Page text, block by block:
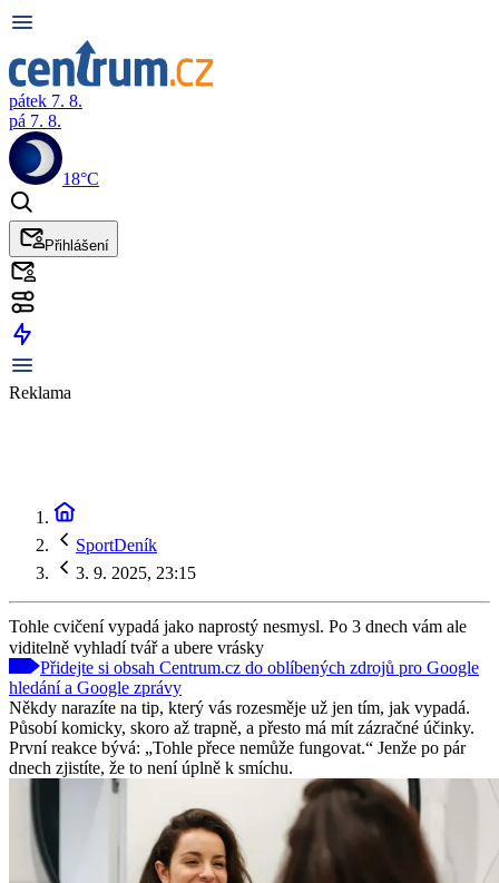
pátek 7. 8.
pá 7. 8.
18°C
Přihlášení
Reklama
SportDeník
3. 9. 2025, 23:15
Tohle cvičení vypadá jako naprostý nesmysl. Po 3 dnech vám ale
viditelně vyhladí tvář a ubere vrásky
Přidejte si obsah Centrum.cz do oblíbených zdrojů pro Google
hledání a Google zprávy
Někdy narazíte na tip, který vás rozesměje už jen tím, jak vypadá.
Působí komicky, skoro až trapně, a přesto má mít zázračné účinky.
První reakce bývá: „Tohle přece nemůže fungovat.“ Jenže po pár
dnech zjistíte, že to není úplně k smíchu.